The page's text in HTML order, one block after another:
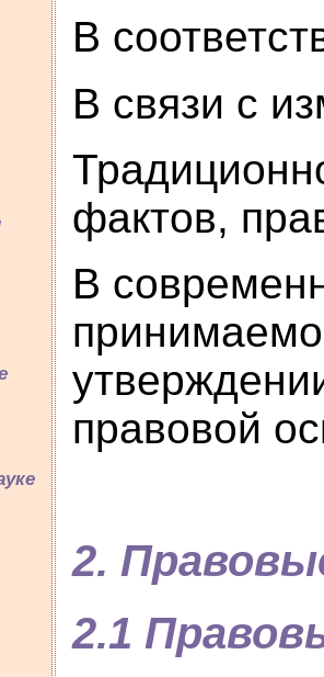
В
В связи с
фактов,
В
правовой
2.
2.1